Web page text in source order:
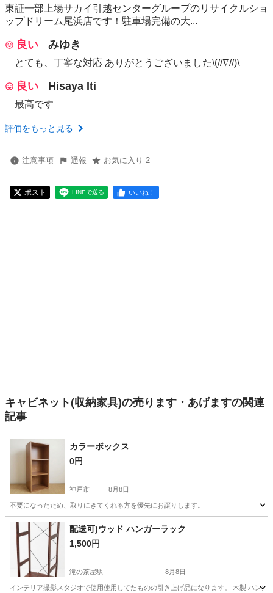
東証一部上場サカイ引越センターグループのリサイクルショ
ップドリーム尾浜店です！駐車場完備の大...
良い みゆき
とても、丁寧な対応 ありがとうございました\(//∇//)\
良い Hisaya Iti
最高です
評価をもっと見る
注意事項 通報 お気に入り 2
ポスト LINEで送る いいね！
キャビネット(収納家具)の売ります・あげますの関連
記事
カラーボックス
0円
神戸市 8月8日
不要になったため、取りにきてくれる方を優先にお譲りします。
兵庫 神戸市 収納家具
配送可)ウッド ハンガーラック
1,500円
滝の茶屋駅 8月8日
インテリア撮影スタジオで使用使用してたものの引き上げ品になります。 木製 ハン